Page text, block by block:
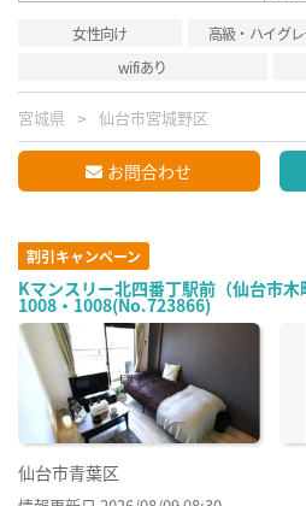
女性向け 高級・ハイグ
wifiあり
宮城県 仙台市宮城野区
お問合わせ
割引キャンペーン
Kマンスリー北四番丁駅前（仙台市木
1008・1008(No.723866)
仙台市青葉区